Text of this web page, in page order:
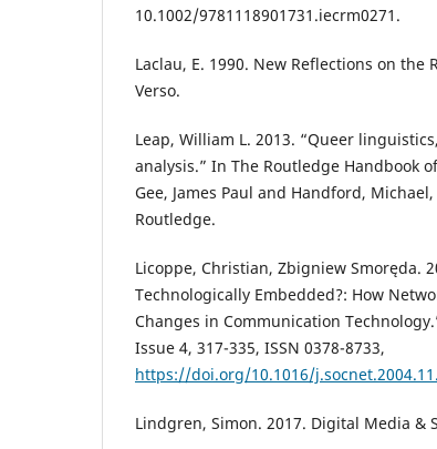
10.1002/9781118901731.iecrm0271.
Laclau, E. 1990. New Reflections on the
Verso.
Leap, William L. 2013. “Queer
analysis.” In The Routledge Handbook
Gee, James Paul and Handford,
Routledge.
Licoppe, Christian, Zbigniew Smoręda.
Technologically Embedded?: How
Changes in Communication
Issue 4, 317-335, ISSN 0378-8733,
https://doi.org/10.1016/
Lindgren, Simon. 2017. Digital Media &